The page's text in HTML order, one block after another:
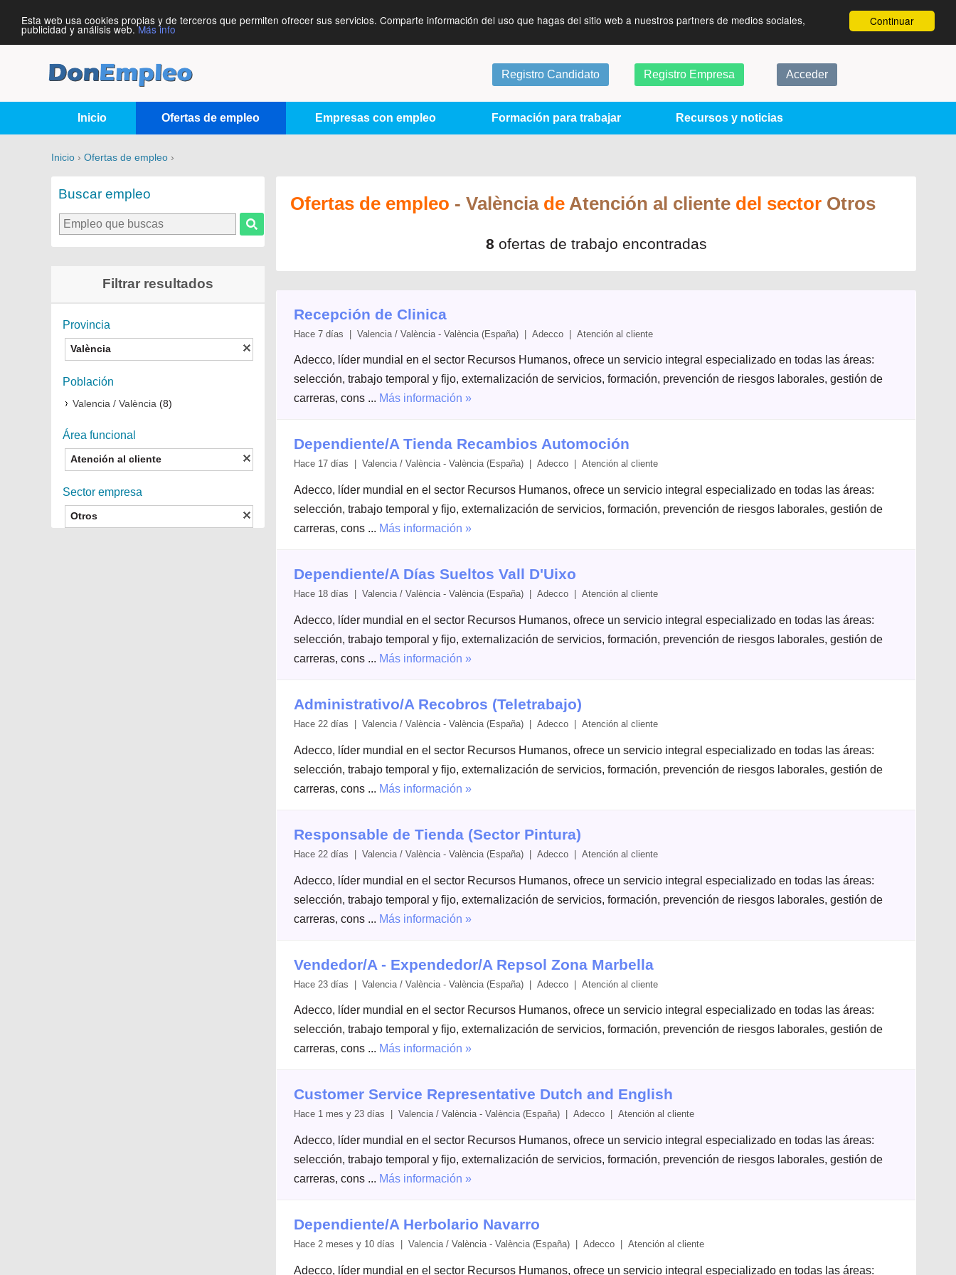
Continuar
Esta web usa cookies propias y de terceros que permiten ofrecer sus servicios. Comparte información del uso que hagas del sitio web a nuestros partners de medios sociales,
publicidad y análisis web.Más info
Registro Candidato Registro Empresa Acceder
Inicio Ofertas de empleo Empresas con empleo Formación para trabajar Recursos y noticias
Inicio › Ofertas de empleo ›
Buscar empleo
Filtrar resultados
Provincia
València
Población
Valencia / València(8)
Área funcional
Atención al cliente
Sector empresa
Otros
Ofertas de empleo - Valènciade Atención al cliente del sector Otros
8 ofertas de trabajo encontradas
Recepción de Clinica
Hace 7 días | Valencia / València - València (España) | Adecco | Atención al cliente
Adecco, líder mundial en el sector Recursos Humanos, ofrece un servicio integral especializado en todas las áreas:
selección, trabajo temporal y fijo, externalización de servicios, formación, prevención de riesgos laborales, gestión de
carreras, cons ... Más información »
Dependiente/A Tienda Recambios Automoción
Hace 17 días | Valencia / València - València (España) | Adecco | Atención al cliente
Adecco, líder mundial en el sector Recursos Humanos, ofrece un servicio integral especializado en todas las áreas:
selección, trabajo temporal y fijo, externalización de servicios, formación, prevención de riesgos laborales, gestión de
carreras, cons ... Más información »
Dependiente/A Días Sueltos Vall D'Uixo
Hace 18 días | Valencia / València - València (España) | Adecco | Atención al cliente
Adecco, líder mundial en el sector Recursos Humanos, ofrece un servicio integral especializado en todas las áreas:
selección, trabajo temporal y fijo, externalización de servicios, formación, prevención de riesgos laborales, gestión de
carreras, cons ... Más información »
Administrativo/A Recobros (Teletrabajo)
Hace 22 días | Valencia / València - València (España) | Adecco | Atención al cliente
Adecco, líder mundial en el sector Recursos Humanos, ofrece un servicio integral especializado en todas las áreas:
selección, trabajo temporal y fijo, externalización de servicios, formación, prevención de riesgos laborales, gestión de
carreras, cons ... Más información »
Responsable de Tienda (Sector Pintura)
Hace 22 días | Valencia / València - València (España) | Adecco | Atención al cliente
Adecco, líder mundial en el sector Recursos Humanos, ofrece un servicio integral especializado en todas las áreas:
selección, trabajo temporal y fijo, externalización de servicios, formación, prevención de riesgos laborales, gestión de
carreras, cons ... Más información »
Vendedor/A - Expendedor/A Repsol Zona Marbella
Hace 23 días | Valencia / València - València (España) | Adecco | Atención al cliente
Adecco, líder mundial en el sector Recursos Humanos, ofrece un servicio integral especializado en todas las áreas:
selección, trabajo temporal y fijo, externalización de servicios, formación, prevención de riesgos laborales, gestión de
carreras, cons ... Más información »
Customer Service Representative Dutch and English
Hace 1 mes y 23 días | Valencia / València - València (España) | Adecco | Atención al cliente
Adecco, líder mundial en el sector Recursos Humanos, ofrece un servicio integral especializado en todas las áreas:
selección, trabajo temporal y fijo, externalización de servicios, formación, prevención de riesgos laborales, gestión de
carreras, cons ... Más información »
Dependiente/A Herbolario Navarro
Hace 2 meses y 10 días | Valencia / València - València (España) | Adecco | Atención al cliente
Adecco, líder mundial en el sector Recursos Humanos, ofrece un servicio integral especializado en todas las áreas: